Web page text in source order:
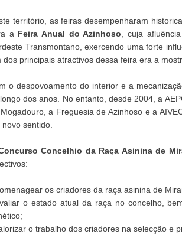
território, as feiras desempenharam
a Feira Anual do Azinhoso , cuja
Transmontano, exercendo uma forte
dos principais atractivos dessa feira era a
o despovoamento do interior e a
dos anos. No entanto, desde 2004, a
a Freguesia de Azinhoso e a
novo sentido.
Concelhio da Raça Asinina de
os criadores da raça asinina de
o estado atual da raça no concelho,
o trabalho dos criadores na selecção e